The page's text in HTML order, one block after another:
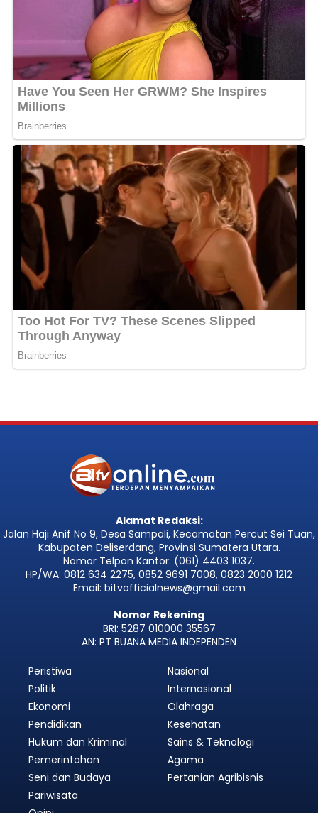
Alamat Redaksi:
Jalan Haji Anif No 9, Desa Sampali, Kecamatan Percut Sei Tuan,
Kabupaten Deliserdang, Provinsi Sumatera Utara.
Nomor Telpon Kantor: (061) 4403 1037.
HP/WA: 0812 634 2275, 0852 9691 7008, 0823 2000 1212
Email: bitvofficialnews@gmail.com
Nomor Rekening
BRI: 5287 010000 35567
AN: PT BUANA MEDIA INDEPENDEN
Peristiwa
Politik
Ekonomi
Pendidikan
Hukum dan Kriminal
Pemerintahan
Nasional
Internasional
Olahraga
Kesehatan
Sains & Teknologi
Agama
Seni dan Budaya
Pariwisata
Pertanian Agribisnis